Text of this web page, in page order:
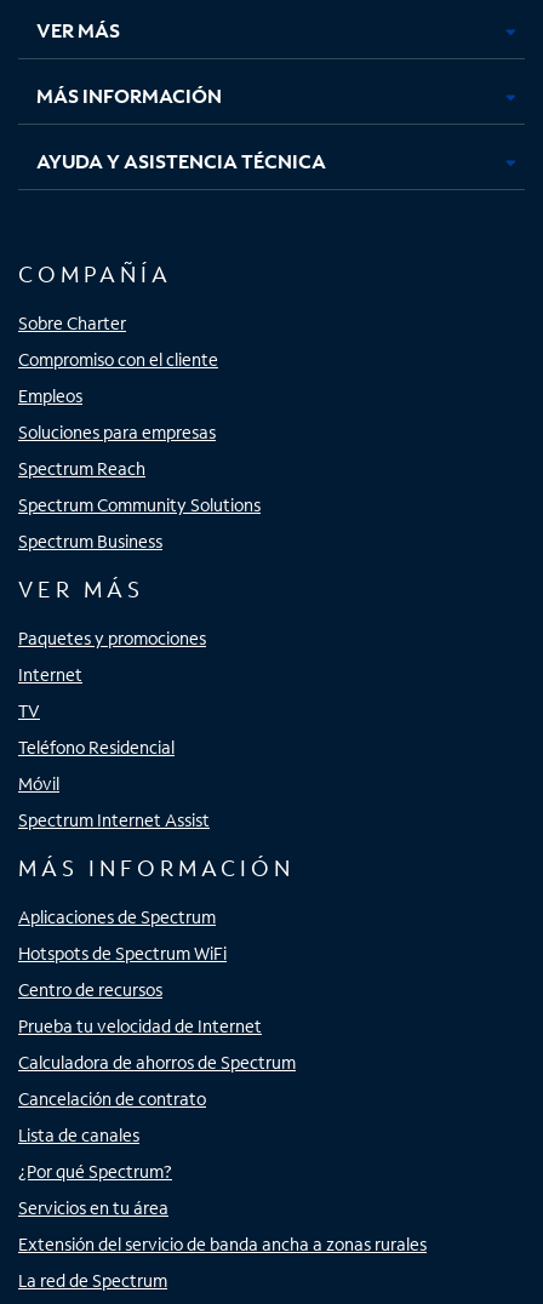
pestaña
nueva
pestaña
nueva
pestaña
nuevanueva
VER MÁS
MÁS INFORMACIÓN
AYUDA Y ASISTENCIA TÉCNICA
COMPAÑÍA
Sobre Charter
Compromiso con el cliente
Empleos
Soluciones para empresas
Spectrum Reach
Spectrum Community Solutions
Spectrum Business
VER MÁS
Paquetes y promociones
Internet
TV
Teléfono Residencial
Móvil
Spectrum Internet Assist
MÁS INFORMACIÓN
Aplicaciones de Spectrum
Hotspots de Spectrum WiFi
Centro de recursos
Prueba tu velocidad de Internet
Calculadora de ahorros de Spectrum
Cancelación de contrato
Lista de canales
¿Por qué Spectrum?
Servicios en tu área
Extensión del servicio de banda ancha a zonas rurales
La red de Spectrum